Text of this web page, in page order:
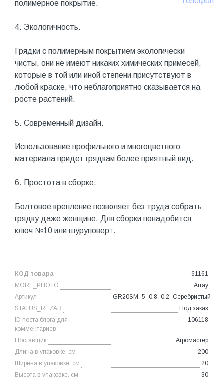
полимерное покрытие.
4. Экологичность.
Грядки с полимерным покрытием экологически
чисты, они не имеют никаких химических примесей,
которые в той или иной степени присутствуют в
любой краске, что неблагоприятно сказывается на
росте растений.
5. Современный дизайн.
Использование профильного и многоцветного
материала придет грядкам более приятный вид.
6. Простота в сборке.
Болтовое крепление позволяет без труда собрать
грядку даже женщине. Для сборки понадобится
ключ №10 или шуруповерт.
КОД товара
61161
MORE_PHOTO
Array
Артикул
GR20SM_5_0.8_0.2_Серебристый
STATUS_REZAR
Под заказ
ID поста блога для
комментариев
106118
Поставщик
Агромастер
Длина в упаковке, см
200
Ширина в упаковке, см
20
Высота в упаковке, см
30